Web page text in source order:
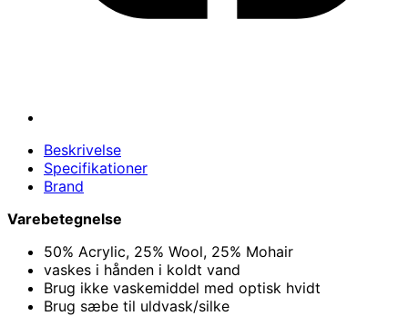
Beskrivelse
Specifikationer
Brand
Varebetegnelse
50% Acrylic, 25% Wool, 25% Mohair
vaskes i hånden i koldt vand
Brug ikke vaskemiddel med optisk hvidt
Brug sæbe til uldvask/silke